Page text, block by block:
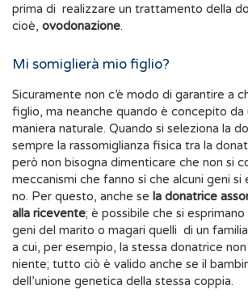
prima di realizzare un trattamento della
cioè, ovodonazione.
Mi somiglierà mio figlio?
Sicuramente non c’è modo di garantire a
figlio, ma neanche quando è concepito da
maniera naturale. Quando si seleziona la
sempre la rassomiglianza fisica tra la
però non bisogna dimenticare che non si
meccanismi che fanno sì che alcuni geni si
no. Per questo, anche se la donatrice
alla ricevente; è possibile che si
geni del marito o magari quelli di un
a cui, per esempio, la stessa donatrice
niente; tutto ciò è valido anche se il
dell’unione genetica della stessa coppia.